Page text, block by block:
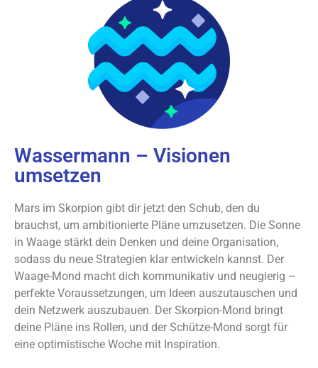
Wassermann – Visionen
umsetzen
Mars im Skorpion gibt dir jetzt den Schub, den du
brauchst, um ambitionierte Pläne umzusetzen. Die Sonne
in Waage stärkt dein Denken und deine Organisation,
sodass du neue Strategien klar entwickeln kannst. Der
Waage-Mond macht dich kommunikativ und neugierig –
perfekte Voraussetzungen, um Ideen auszutauschen und
dein Netzwerk auszubauen. Der Skorpion-Mond bringt
deine Pläne ins Rollen, und der Schütze-Mond sorgt für
eine optimistische Woche mit Inspiration.